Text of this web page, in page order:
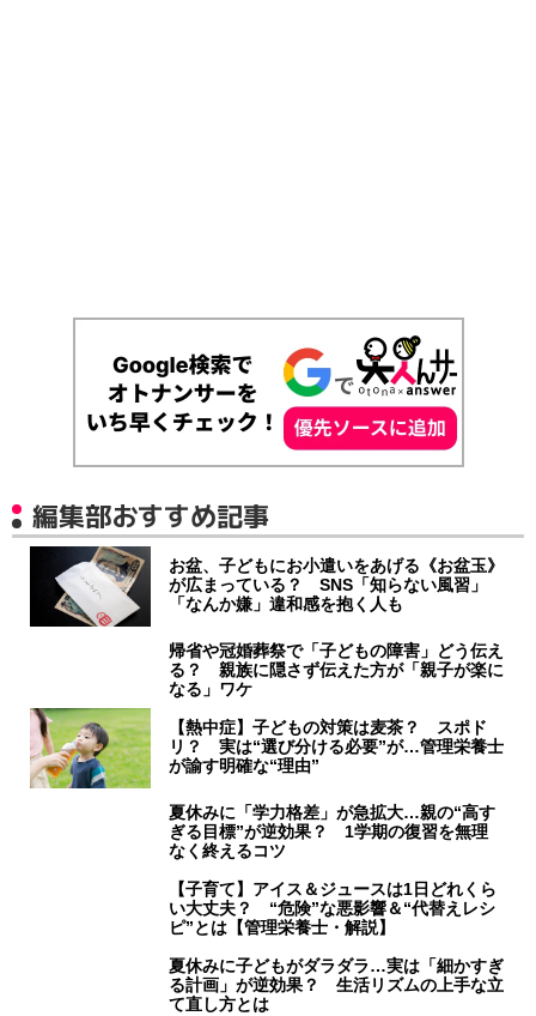
編集部おすすめ記事
お盆、子どもにお小遣いをあげる《お盆玉》
が広まっている？ SNS「知らない風習」
「なんか嫌」違和感を抱く人も
帰省や冠婚葬祭で「子どもの障害」どう伝え
る？ 親族に隠さず伝えた方が「親子が楽に
なる」ワケ
【熱中症】子どもの対策は麦茶？ スポド
リ？ 実は“選び分ける必要”が…管理栄養士
が諭す明確な“理由”
夏休みに「学力格差」が急拡大…親の“高す
ぎる目標”が逆効果？ 1学期の復習を無理
なく終えるコツ
【子育て】アイス＆ジュースは1日どれくら
い大丈夫？ “危険”な悪影響＆“代替えレシ
ピ”とは【管理栄養士・解説】
夏休みに子どもがダラダラ…実は「細かすぎ
る計画」が逆効果？ 生活リズムの上手な立
て直し方とは